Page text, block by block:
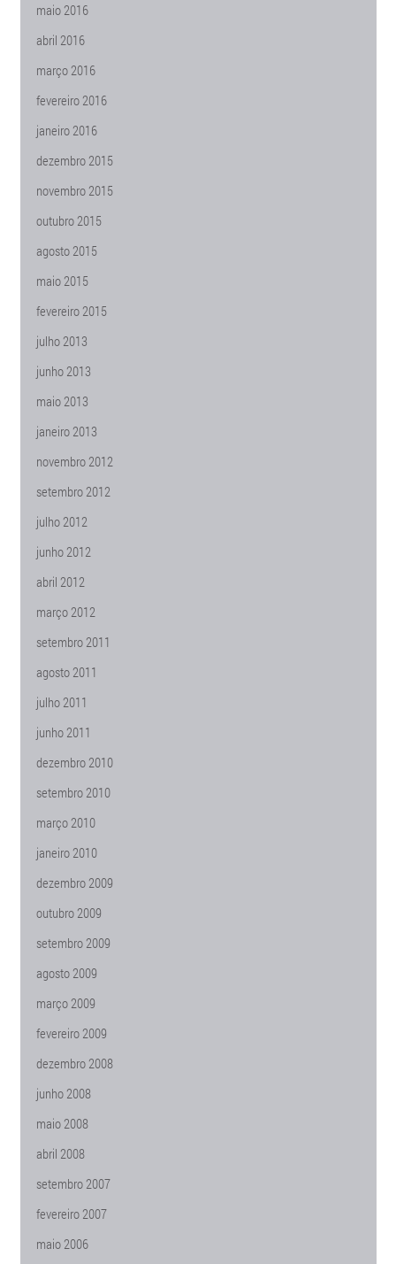
maio 2016
abril 2016
março 2016
fevereiro 2016
janeiro 2016
dezembro 2015
novembro 2015
outubro 2015
agosto 2015
maio 2015
fevereiro 2015
julho 2013
junho 2013
maio 2013
janeiro 2013
novembro 2012
setembro 2012
julho 2012
junho 2012
abril 2012
março 2012
setembro 2011
agosto 2011
julho 2011
junho 2011
dezembro 2010
setembro 2010
março 2010
janeiro 2010
dezembro 2009
outubro 2009
setembro 2009
agosto 2009
março 2009
fevereiro 2009
dezembro 2008
junho 2008
maio 2008
abril 2008
setembro 2007
fevereiro 2007
maio 2006